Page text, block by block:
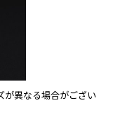
が異なる場合がござい